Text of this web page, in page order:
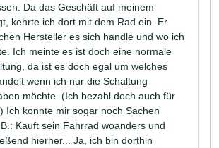
Da das Geschäft auf meinem
kehrte ich dort mit dem Rad ein. Er
Hersteller es sich handle und wo ich
Ich meinte es ist doch eine normale
da ist es doch egal um welches
wenn ich nur die Schaltung
möchte. (Ich bezahl doch auch für
Ich konnte mir sogar noch Sachen
Kauft sein Fahrrad woanders und
hierher... Ja, ich bin dorthin